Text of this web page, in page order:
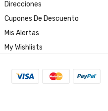
Direcciones
Cupones De Descuento
Mis Alertas
My Wishlists